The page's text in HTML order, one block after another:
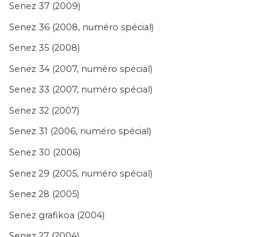
Senez 37 (2009)
Senez 36 (2008, numéro spécial)
Senez 35 (2008)
Senez 34 (2007, numéro spécial)
Senez 33 (2007, numéro spécial)
Senez 32 (2007)
Senez 31 (2006, numéro spécial)
Senez 30 (2006)
Senez 29 (2005, numéro spécial)
Senez 28 (2005)
Senez grafikoa (2004)